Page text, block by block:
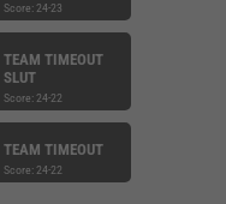
Score: 24-23
TEAM TIMEOUT
SLUT
Score: 24-22
TEAM TIMEOUT
Score: 24-22